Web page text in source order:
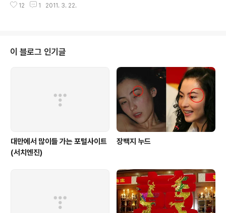
드는 절경이었다. 전형적인 전원 자연시로 농촌 전경에 딱
형성된 성품이라고 할 수 있다 치밀하지 않으면 생존이 불
들.. 그런 상하이 사람들이 대낮에 거리낌없이 잠옷 차림으
로 시내를 나다니는 여성들의 모습을 심심찮게 목격할 수
있다. 그저 이방인 눈에는 생경한 풍경이 아닐 수 없다. 별
난 습관인 것만큼은 분명하다. 상해 여성들의 이와 같은 잠
옷 외출은 적어도 70년대 초부터 시내 볼거리로 등장했다
고 한다. 작년 상해에서 엑스포가 열렸던 부..
12 1 2011. 3. 22.
이 블로그 인기글
대만에서 많이들 가는 포털사이트
(서치엔진)
장백지 누드